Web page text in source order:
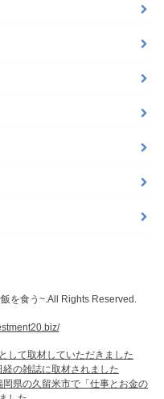
を食う~ .All Rights Reserved.
して取材していただきました
の雑誌に取材されました
岡県の久留米市で「仕事とお金の